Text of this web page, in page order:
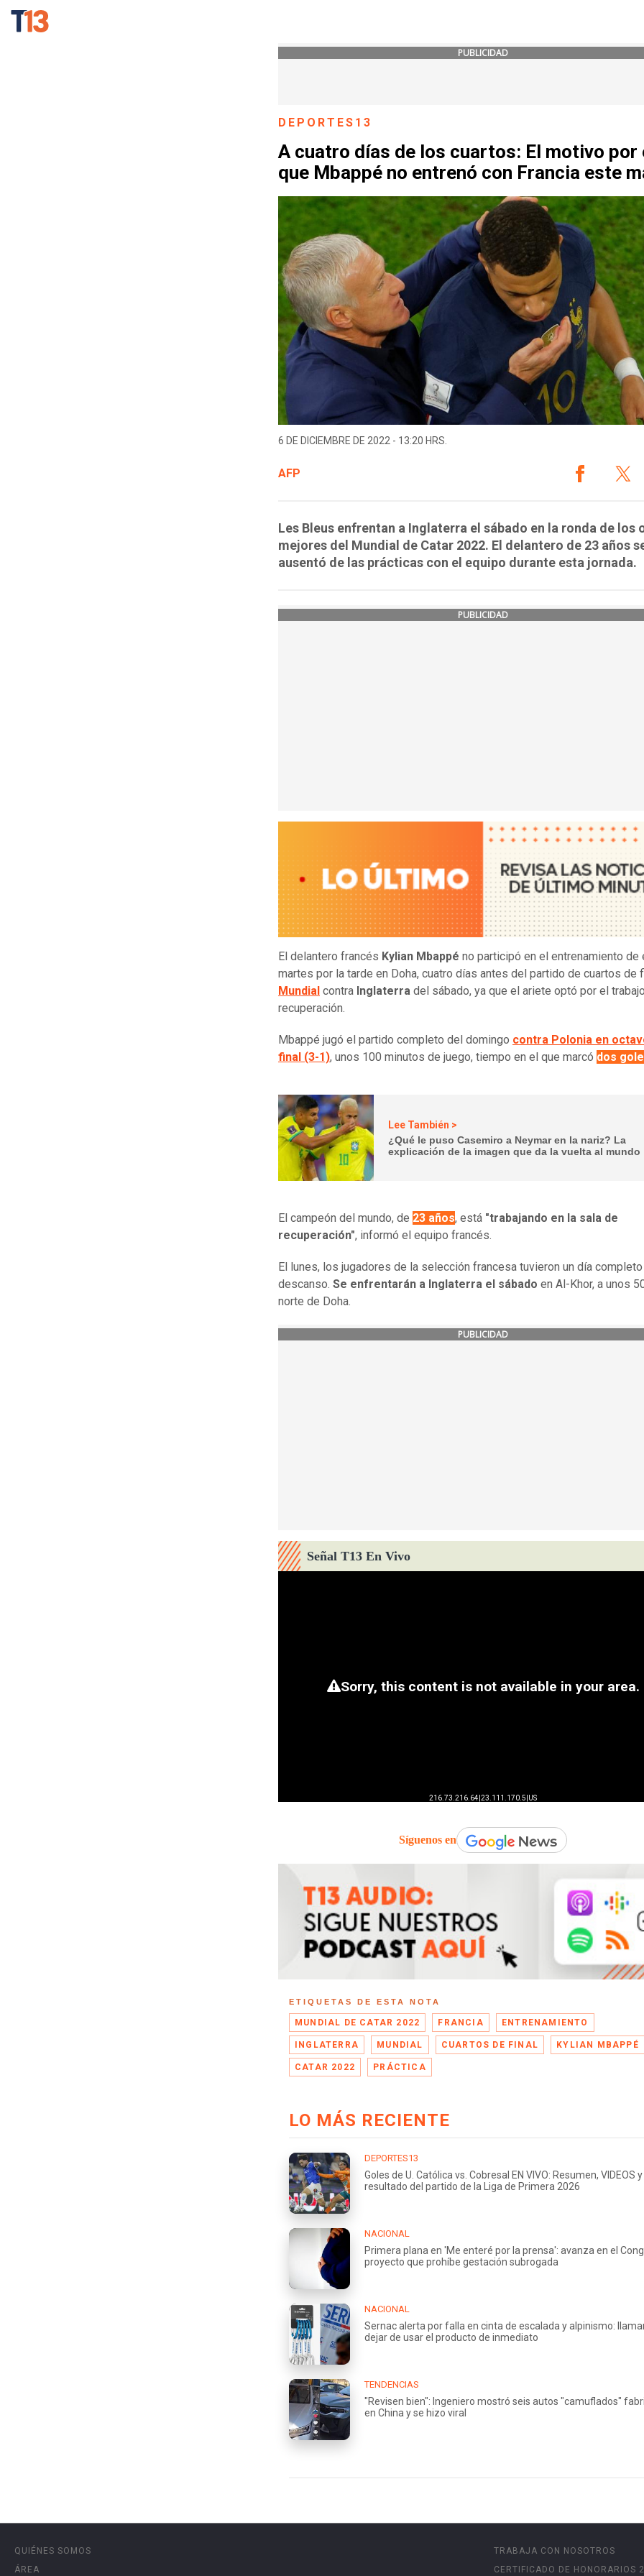
PUBLICIDAD
DEPORTES13
A cuatro días de los cuartos: El motivo por
que Mbappé no entrenó con Francia este
6 DE DICIEMBRE DE 2022 - 13:20 HRS.
AFP
Les Bleus enfrentan a Inglaterra el sábado en la ronda de los
mejores del Mundial de Catar 2022. El delantero de 23 años
ausentó de las prácticas con el equipo durante esta jornada.
PUBLICIDAD
El delantero francés Kylian Mbappé no participó en el entrenamiento de
martes por la tarde en Doha, cuatro días antes del partido de cuartos de
Mundial contra Inglaterra del sábado, ya que el ariete optó por el
recuperación.
Mbappé jugó el partido completo del domingo contra Polonia en
final (3-1), unos 100 minutos de juego, tiempo en el que marcó dos
Lee También >
¿Qué le puso Casemiro a Neymar en la nariz? La
explicación de la imagen que da la vuelta al mundo
El campeón del mundo, de 23 años, está "trabajando en la sala de
recuperación", informó el equipo francés.
El lunes, los jugadores de la selección francesa tuvieron un día
descanso. Se enfrentarán a Inglaterra el sábado en Al-Khor, a unos
norte de Doha.
PUBLICIDAD
Señal T13 En Vivo
Síguenos en
ETIQUETAS DE ESTA NOTA
MUNDIAL DE CATAR 2022 FRANCIA ENTRENAMIENTO
INGLATERRA MUNDIAL CUARTOS DE FINAL KYLIAN MBAPPÉ
CATAR 2022 PRÁCTICA
LO MÁS RECIENTE
DEPORTES13
Goles de U. Católica vs. Cobresal EN VIVO: Resumen, VIDEOS y
resultado del partido de la Liga de Primera 2026
NACIONAL
Primera plana en 'Me enteré por la prensa': avanza en el
proyecto que prohíbe gestación subrogada
NACIONAL
Sernac alerta por falla en cinta de escalada y alpinismo:
dejar de usar el producto de inmediato
TENDENCIAS
"Revisen bien": Ingeniero mostró seis autos "camuflados"
en China y se hizo viral
QUIÉNES SOMOS
ÁREA
TRABAJA CON NOSOTROS
CERTIFICADO DE HONORARIOS